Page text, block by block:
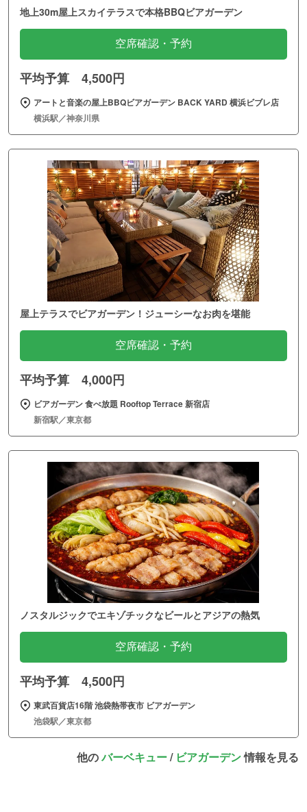
地上30m屋上スカイテラスで本格BBQビアガーデン
空席確認・予約
平均予算 4,500円
アートと音楽の屋上BBQビアガーデン BACK YARD 横浜ビブレ店
横浜駅／神奈川県
屋上テラスでビアガーデン！ジューシーなお肉を堪能
空席確認・予約
平均予算 4,000円
ビアガーデン 食べ放題 Rooftop Terrace 新宿店
新宿駅／東京都
ノスタルジックでエキゾチックなビールとアジアの熱気
空席確認・予約
平均予算 4,500円
東武百貨店16階 池袋熱帯夜市 ビアガーデン
池袋駅／東京都
他のバーベキュー/ ビアガーデン情報を見る